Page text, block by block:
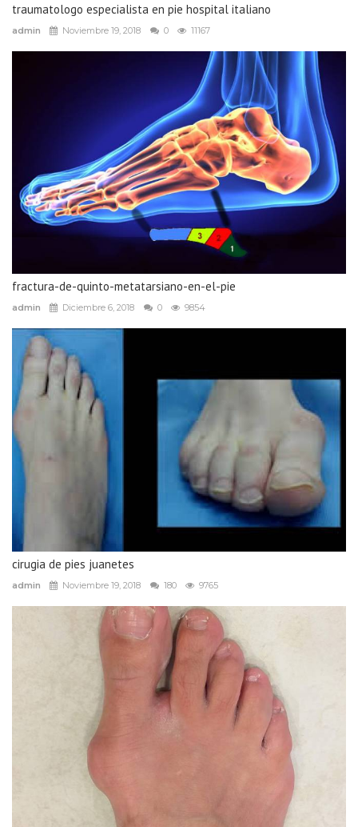
traumatologo especialista en pie hospital italiano
admin Noviembre 19, 2018 0 11167
fractura-de-quinto-metatarsiano-en-el-pie
admin Diciembre 6, 2018 0 9854
cirugia de pies juanetes
admin Noviembre 19, 2018 180 9765